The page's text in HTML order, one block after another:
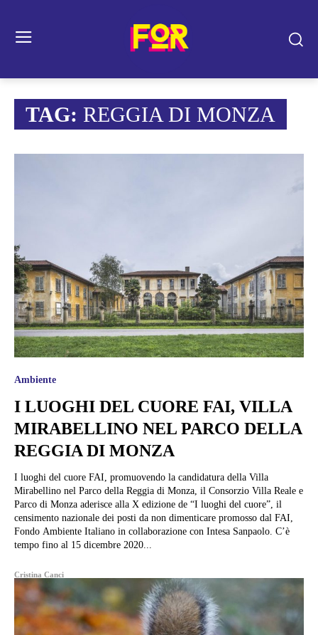
TAG: REGGIA DI MONZA
Ambiente
I LUOGHI DEL CUORE FAI, VILLA
MIRABELLINO NEL PARCO DELLA
REGGIA DI MONZA
I luoghi del cuore FAI, promuovendo la candidatura della Villa
Mirabellino nel Parco della Reggia di Monza, il Consorzio Villa Reale e
Parco di Monza aderisce alla X edizione de “I luoghi del cuore”, il
censimento nazionale dei posti da non dimenticare promosso dal FAI,
Fondo Ambiente Italiano in collaborazione con Intesa Sanpaolo. C’è
tempo fino al 15 dicembre 2020...
Cristina Canci